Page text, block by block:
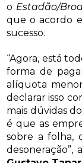
o Estadão/
que o acordo
sucesso.
“Agora, está
forma de
alíquota
declarar isso
mais dúvidas
é que as
sobre a folha,